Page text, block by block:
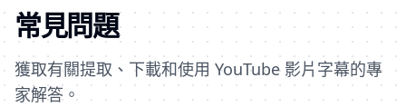
常見問題
獲取有關提取、下載和使用 YouTube 影片字幕的專
家解答。